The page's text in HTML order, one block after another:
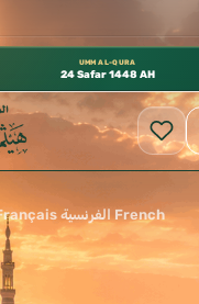
UMM AL-QURA
24 Safar 1448 AH
Français الفرنسية French